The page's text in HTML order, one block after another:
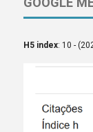
H5 index: 10 -